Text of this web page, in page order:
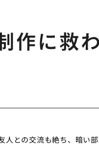
作に救
人との交流も絶ち、暗い